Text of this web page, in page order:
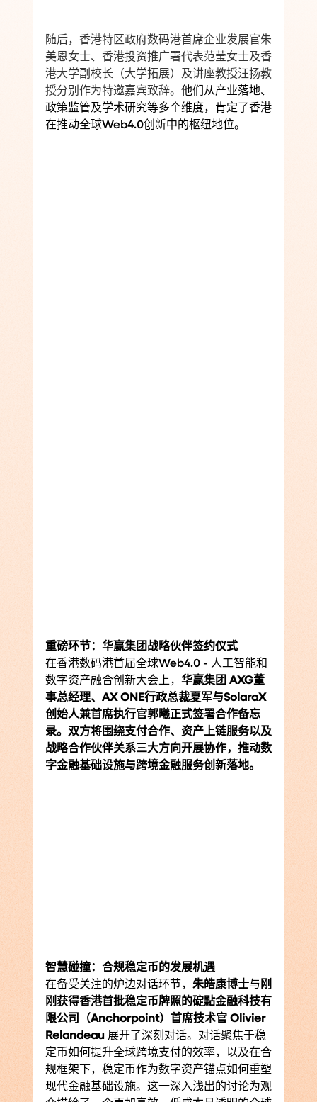
随后，香港特区政府数码港首席企业发展官朱
美恩女士、香港投资推广署代表范莹女士及香
港大学副校长（大学拓展）及讲座教授汪扬教
授分别作为特邀嘉宾致辞。 他们从产业落地、
政策监管及学术研究等多个维度，肯定了香港
在推动全球Web4.0创新中的枢纽地位。
重磅环节：华赢集团战略伙伴签约仪式
在香港数码港首届全球Web4.0 - 人工智能和
数字资产融合创新大会上， 华赢集团 AXG董
事总经理、AX ONE行政总裁夏军与SolaraX
创始人兼首席执行官郭曦正式签署合作备忘
录。双方将围绕支付合作、资产上链服务以及
战略合作伙伴关系三大方向开展协作，推动数
字金融基础设施与跨境金融服务创新落地。
智慧碰撞：合规稳定币的发展机遇
在备受关注的炉边对话环节， 朱皓康博士与 刚
刚获得香港首批稳定币牌照的碇點金融科技有
限公司（Anchorpoint）首席技术官 Olivier
Relandeau 展开了深刻对话。对话聚焦于稳
定币如何提升全球跨境支付的效率，以及在合
规框架下，稳定币作为数字资产锚点如何重塑
现代金融基础设施。这一深入浅出的讨论为观